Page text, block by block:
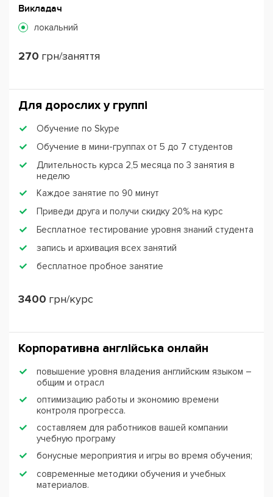
Викладач
локальний
270 грн/заняття
Для дорослих у группі
Обучение по Skype
Обучение в мини-группах от 5 до 7 студентов
Длительность курса 2,5 месяца по 3 занятия в
неделю
Каждое занятие по 90 минут
Приведи друга и получи скидку 20% на курс
Бесплатное тестирование уровня знаний студента
запись и архивация всех занятий
бесплатное пробное занятие
3400 грн/курс
Корпоративна англійська онлайн
повышение уровня владения английским языком –
общим и отрасл
оптимизацию работы и экономию времени
контроля прогресса.
составляем для работников вашей компании
учебную програму
бонусные мероприятия и игры во время обучения;
современные методики обучения и учебных
материалов.